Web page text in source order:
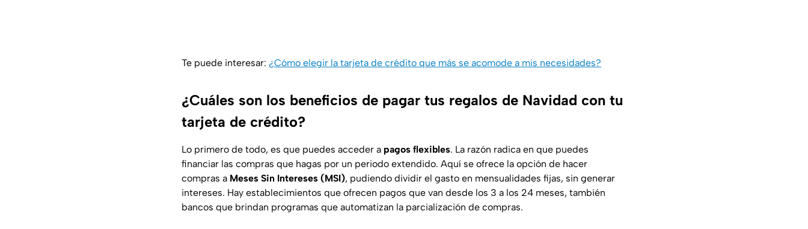
Te puede interesar: ¿Cómo elegir la tarjeta de crédito que más se acomode a mis necesidades?
¿Cuáles son los beneficios de pagar tus regalos de Navidad con tu
tarjeta de crédito?
Lo primero de todo, es que puedes acceder a pagos flexibles. La razón radica en que puedes
financiar las compras que hagas por un periodo extendido. Aquí se ofrece la opción de hacer
compras a Meses Sin Intereses (MSI), pudiendo dividir el gasto en mensualidades fijas, sin generar
intereses. Hay establecimientos que ofrecen pagos que van desde los 3 a los 24 meses, también
bancos que brindan programas que automatizan la parcialización de compras.